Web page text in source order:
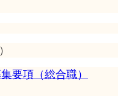
要項（総合職）